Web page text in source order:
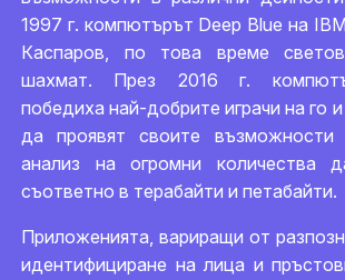
1997 г. компютърът Deep Blue на
Каспаров, по това време
шахмат. През 2016 г.
победиха най-добрите играчи на го
да проявят своите възможности
анализ на огромни количества
съответно в терабайти и петабайти.
Приложенията, вариращи от
идентифициране на лица и